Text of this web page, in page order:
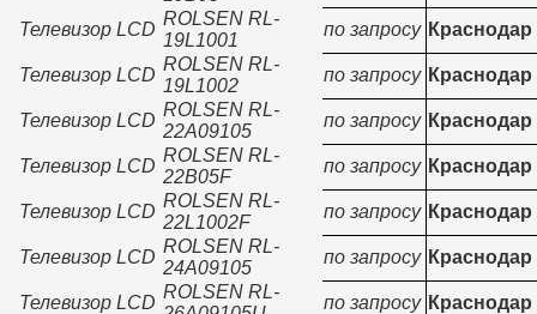
Телевизор LCD
ROLSEN RL-
19L1001
по запросу Краснодар
Телевизор LCD
ROLSEN RL-
19L1002
по запросу Краснодар
Телевизор LCD
ROLSEN RL-
22A09105
по запросу Краснодар
Телевизор LCD
ROLSEN RL-
22B05F
по запросу Краснодар
Телевизор LCD
ROLSEN RL-
22L1002F
по запросу Краснодар
Телевизор LCD
ROLSEN RL-
24A09105
по запросу Краснодар
Телевизор LCD
ROLSEN RL-
по запросу Краснодар